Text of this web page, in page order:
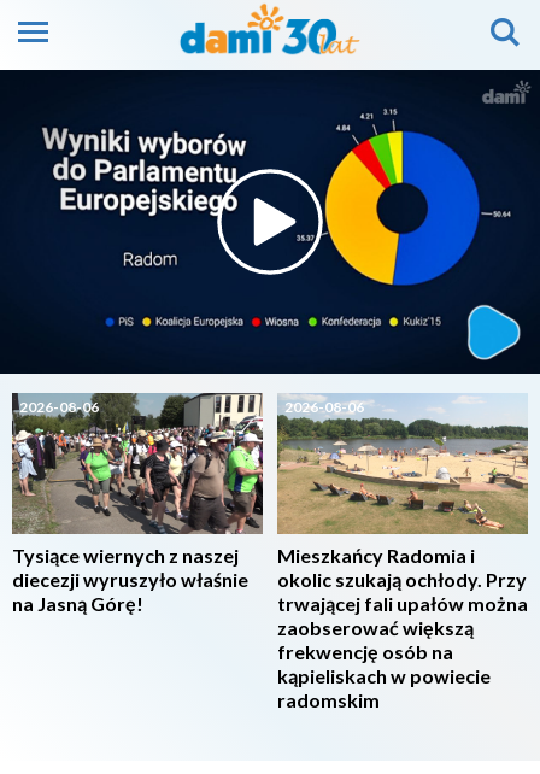
2026-08-06
Tysiące wiernych z naszej
diecezji wyruszyło właśnie
na Jasną Górę!
2026-08-06
Mieszkańcy Radomia i
okolic szukają ochłody. Przy
trwającej fali upałów można
zaobserować większą
frekwencję osób na
kąpieliskach w powiecie
radomskim